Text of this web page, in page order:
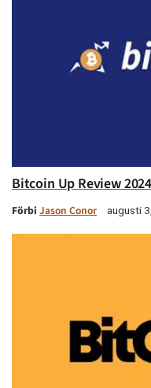
Bitcoin Up Review
Förbi Jason Conor augusti